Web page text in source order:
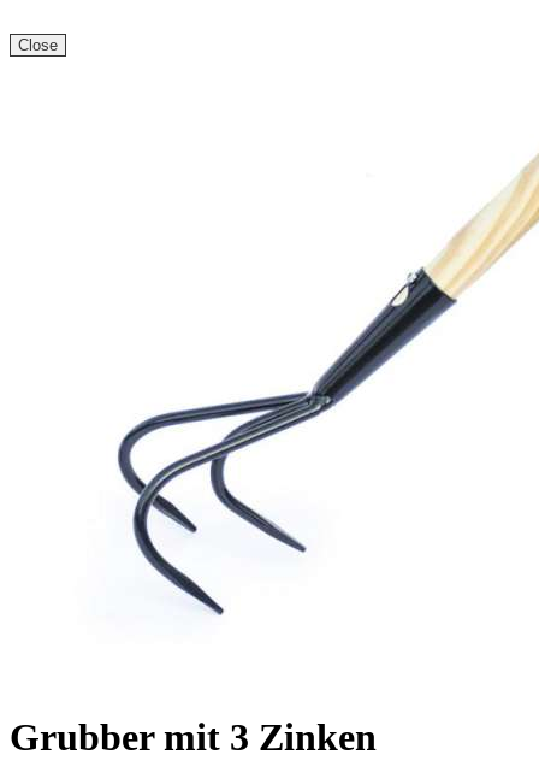
Close
Grubber mit 3 Zinken